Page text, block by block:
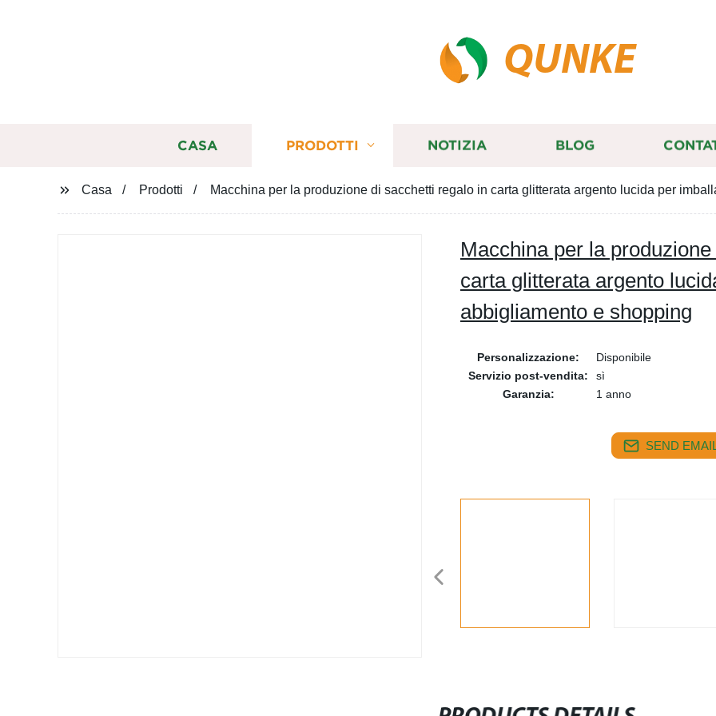
QUNKE
CASA PRODOTTI NOTIZIA BLOG
Casa Prodotti Macchina per la produzione di sacchetti regalo in carta glitterata argento lucida per
Macchina per la
carta glitterata argento
abbigliamento e shopping
Personalizzazione:
Disponibile
Servizio post-vendita:
sì
Garanzia:
1 anno
SEND